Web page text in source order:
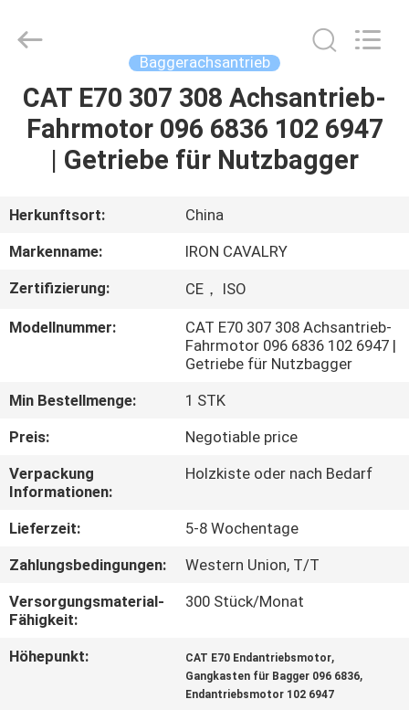
STARTSEITE
PRODUKTE
VIDEOS
SHOW
UNS
FABRIK
TOUR
QUALITÄTSKONTROLLE
KONTAKT
NACHRICHTEN
Machinery
Reserved.
Baggerachsantrieb
CAT E70 307 308 Achsantrieb-
Fahrmotor 096 6836 102 6947
| Getriebe für Nutzbagger
Herkunftsort:
China
Markenname:
IRON CAVALRY
Zertifizierung:
CE， ISO
Modellnummer:
CAT E70 307 308 Achsantrieb-
Fahrmotor 096 6836 102 6947 |
Getriebe für Nutzbagger
Min Bestellmenge:
1 STK
Preis:
Negotiable price
Verpackung
Informationen:
Holzkiste oder nach Bedarf
Lieferzeit:
5-8 Wochentage
Zahlungsbedingungen:
Western Union, T/T
Versorgungsmaterial-
Fähigkeit:
300 Stück/Monat
Höhepunkt: CAT E70 Endantriebsmotor,
Gangkasten für Bagger 096 6836,
Endantriebsmotor 102 6947